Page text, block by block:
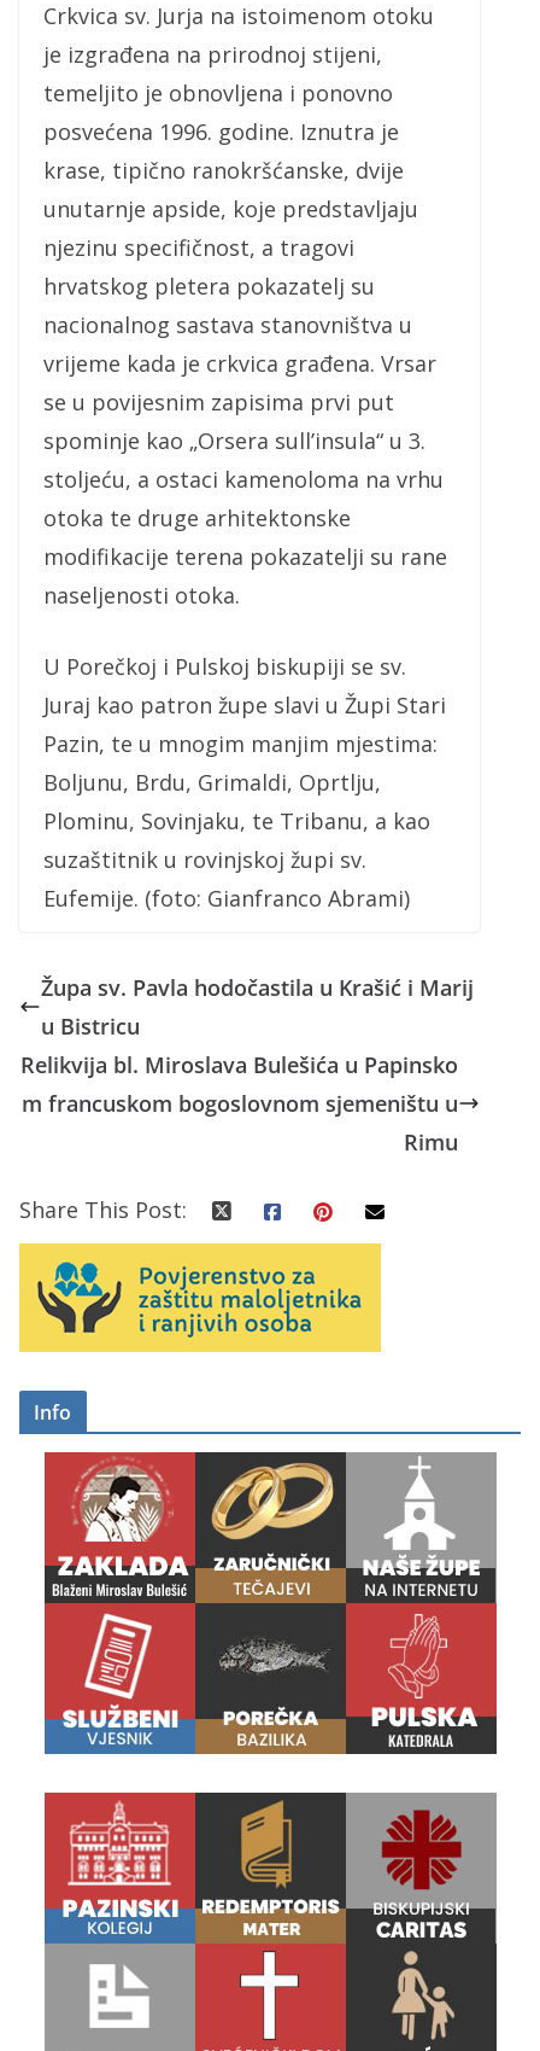
Crkvica sv. Jurja na istoimenom otoku
je izgrađena na prirodnoj stijeni,
temeljito je obnovljena i ponovno
posvećena 1996. godine. Iznutra je
krase, tipično ranokršćanske, dvije
unutarnje apside, koje predstavljaju
njezinu specifičnost, a tragovi
hrvatskog pletera pokazatelj su
nacionalnog sastava stanovništva u
vrijeme kada je crkvica građena. Vrsar
se u povijesnim zapisima prvi put
spominje kao „Orsera sull’insula“ u 3.
stoljeću, a ostaci kamenoloma na vrhu
otoka te druge arhitektonske
modifikacije terena pokazatelji su rane
naseljenosti otoka.
U Porečkoj i Pulskoj biskupiji se sv.
Juraj kao patron župe slavi u Župi Stari
Pazin, te u mnogim manjim mjestima:
Boljunu, Brdu, Grimaldi, Oprtlju,
Plominu, Sovinjaku, te Tribanu, a kao
suzaštitnik u rovinjskoj župi sv.
Eufemije. (foto: Gianfranco Abrami)
Župa sv. Pavla hodočastila u Krašić i Marij
u Bistricu
Relikvija bl. Miroslava Bulešića u Papinsko
m francuskom bogoslovnom sjemeništu u
Rimu
Share This Post:
Info